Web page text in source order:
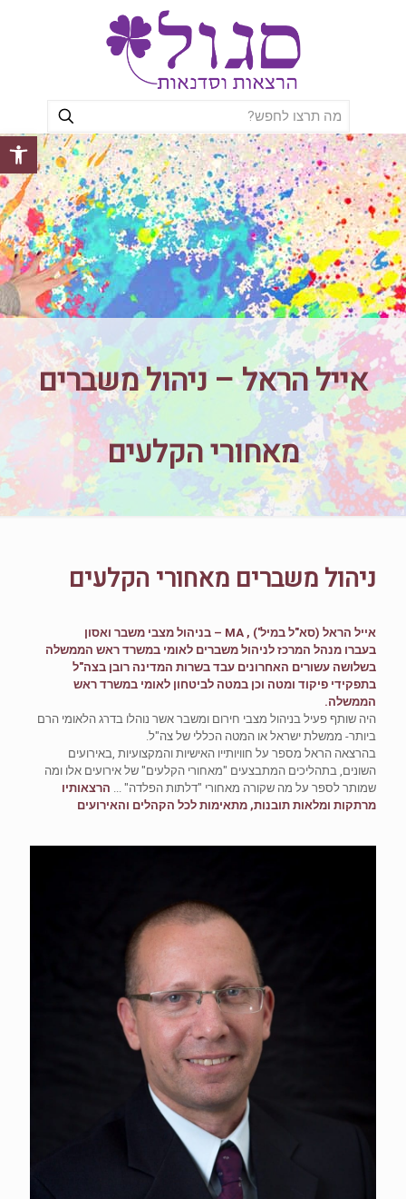
פתח
אייל הראל – ניהול משברים
מאחורי הקלעים
ניהול משברים מאחורי הקלעים
אייל הראל (סא"ל במיל') , MA – בניהול מצבי משבר ואסון
בעברו מנהל המרכז לניהול משברים לאומי במשרד ראש הממשלה
בשלושה עשורים האחרונים עבד בשרות המדינה רובן בצה"ל
בתפקידי פיקוד ומטה וכן במטה לביטחון לאומי במשרד ראש
הממשלה.
היה שותף פעיל בניהול מצבי חירום ומשבר אשר נוהלו בדרג הלאומי הרם
ביותר- ממשלת ישראל או המטה הכללי של צה"ל.
בהרצאה הראל מספר על חוויותייו האישיות והמקצועיות ,באירועים
השונים, בתהליכים המתבצעים "מאחורי הקלעים" של אירועים אלו ומה
שמותר לספר על מה שקורה מאחורי "דלתות הפלדה" ... הרצאותיו
מרתקות ומלאות תובנות, מתאימות לכל הקהלים והאירועים